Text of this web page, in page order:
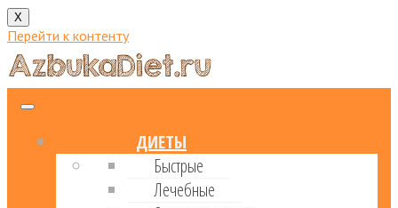
X
Перейти к контенту
ДИЕТЫ
Быстрые
Лечебные